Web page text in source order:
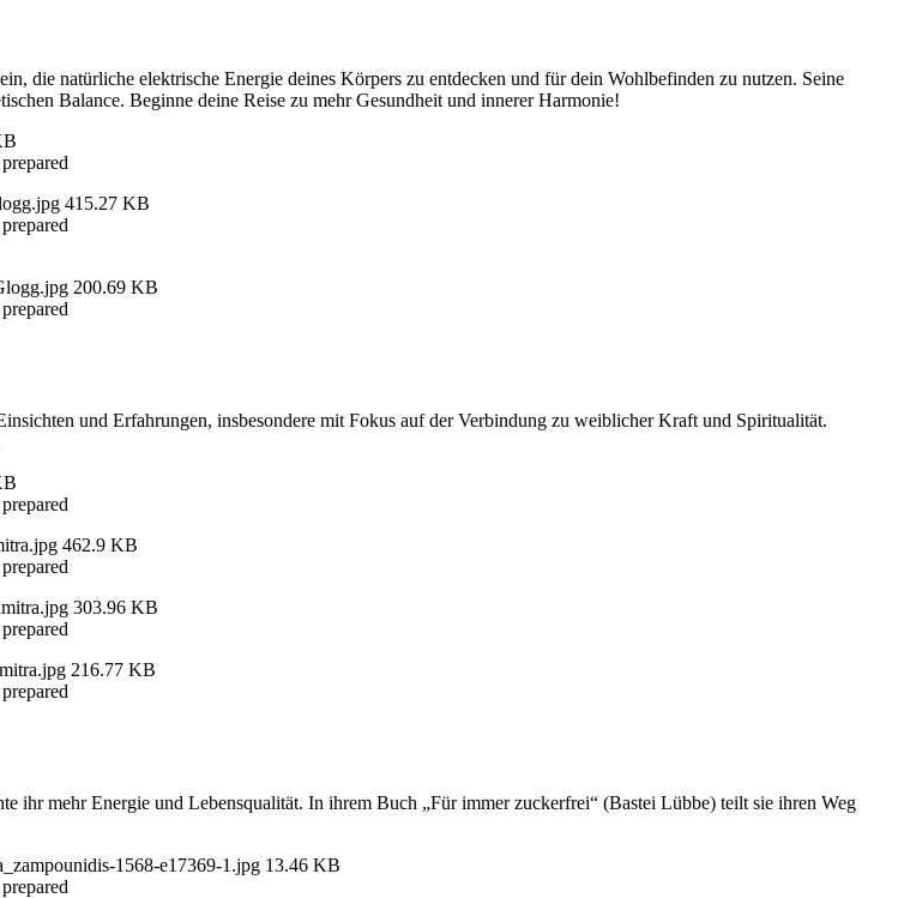
die natürliche elektrische Energie deines Körpers zu entdecken und für dein Wohlbefinden zu nutzen. Seine
Balance. Beginne deine Reise zu mehr Gesundheit und innerer Harmonie!
415.27 KB
200.69 KB
und Erfahrungen, insbesondere mit Fokus auf der Verbindung zu weiblicher Kraft und Spiritualität.
462.9 KB
303.96 KB
216.77 KB
ihr mehr Energie und Lebensqualität. In ihrem Buch „Für immer zuckerfrei“ (Bastei Lübbe) teilt sie ihren Weg
1568-e17369-1.jpg 13.46 KB